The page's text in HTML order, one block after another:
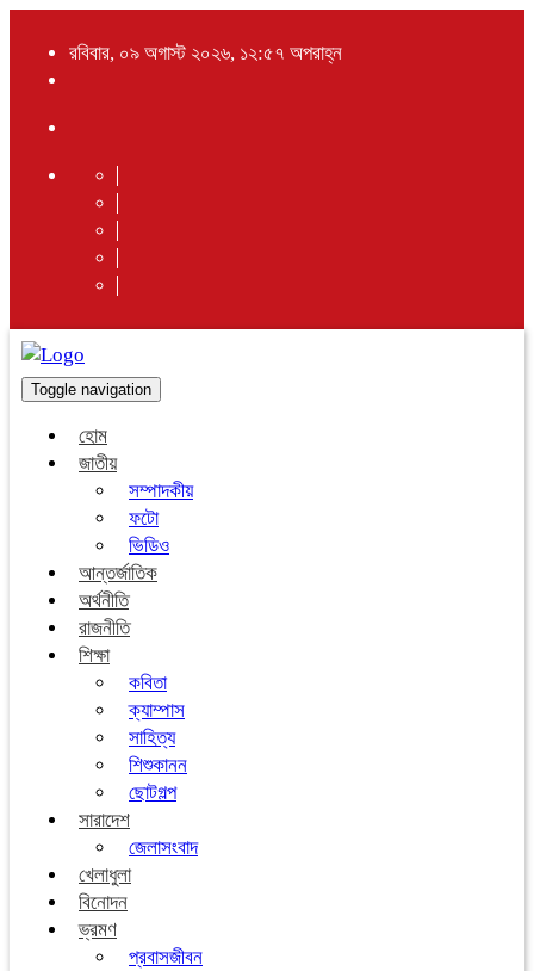
রবিবার, ০৯ অগাস্ট ২০২৬, ১২:৫৭ অপরাহ্ন
Toggle navigation
হোম
জাতীয়
সম্পাদকীয়
ফটো
ভিডিও
আন্তর্জাতিক
অর্থনীতি
রাজনীতি
শিক্ষা
কবিতা
ক্যাম্পাস
সাহিত্য
শিশুকানন
ছোটগল্প
সারাদেশ
জেলাসংবাদ
খেলাধুলা
বিনোদন
ভ্রমণ
প্রবাসজীবন